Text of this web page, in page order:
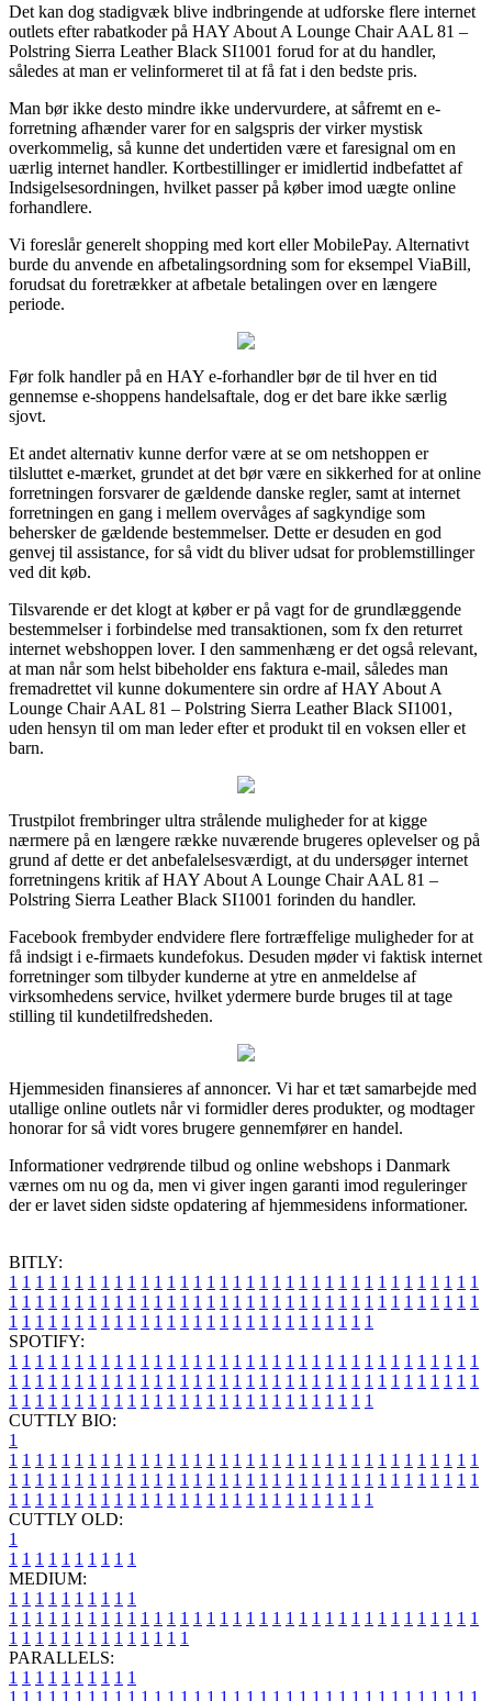
Det kan dog stadigvæk blive indbringende at udforske flere internet
outlets efter rabatkoder på HAY About A Lounge Chair AAL 81 –
Polstring Sierra Leather Black SI1001 forud for at du handler,
således at man er velinformeret til at få fat i den bedste pris.
Man bør ikke desto mindre ikke undervurdere, at såfremt en e-
forretning afhænder varer for en salgspris der virker mystisk
overkommelig, så kunne det undertiden være et faresignal om en
uærlig internet handler. Kortbestillinger er imidlertid indbefattet af
Indsigelsesordningen, hvilket passer på køber imod uægte online
forhandlere.
Vi foreslår generelt shopping med kort eller MobilePay. Alternativt
burde du anvende en afbetalingsordning som for eksempel ViaBill,
forudsat du foretrækker at afbetale betalingen over en længere
periode.
Før folk handler på en HAY e-forhandler bør de til hver en tid
gennemse e-shoppens handelsaftale, dog er det bare ikke særlig
sjovt.
Et andet alternativ kunne derfor være at se om netshoppen er
tilsluttet e-mærket, grundet at det bør være en sikkerhed for at online
forretningen forsvarer de gældende danske regler, samt at internet
forretningen en gang i mellem overvåges af sagkyndige som
behersker de gældende bestemmelser. Dette er desuden en god
genvej til assistance, for så vidt du bliver udsat for problemstillinger
ved dit køb.
Tilsvarende er det klogt at køber er på vagt for de grundlæggende
bestemmelser i forbindelse med transaktionen, som fx den returret
internet webshoppen lover. I den sammenhæng er det også relevant,
at man når som helst bibeholder ens faktura e-mail, således man
fremadrettet vil kunne dokumentere sin ordre af HAY About A
Lounge Chair AAL 81 – Polstring Sierra Leather Black SI1001,
uden hensyn til om man leder efter et produkt til en voksen eller et
barn.
Trustpilot frembringer ultra strålende muligheder for at kigge
nærmere på en længere række nuværende brugeres oplevelser og på
grund af dette er det anbefalelsesværdigt, at du undersøger internet
forretningens kritik af HAY About A Lounge Chair AAL 81 –
Polstring Sierra Leather Black SI1001 forinden du handler.
Facebook frembyder endvidere flere fortræffelige muligheder for at
få indsigt i e-firmaets kundefokus. Desuden møder vi faktisk internet
forretninger som tilbyder kunderne at ytre en anmeldelse af
virksomhedens service, hvilket ydermere burde bruges til at tage
stilling til kundetilfredsheden.
Hjemmesiden finansieres af annoncer. Vi har et tæt samarbejde med
utallige online outlets når vi formidler deres produkter, og modtager
honorar for så vidt vores brugere gennemfører en handel.
Informationer vedrørende tilbud og online webshops i Danmark
værnes om nu og da, men vi giver ingen garanti imod reguleringer
der er lavet siden sidste opdatering af hjemmesidens informationer.
BITLY:
1 1 1 1 1 1 1 1 1 1 1 1 1 1 1 1 1 1 1 1 1 1 1 1 1 1 1 1 1 1 1 1 1 1 1 1
1 1 1 1 1 1 1 1 1 1 1 1 1 1 1 1 1 1 1 1 1 1 1 1 1 1 1 1 1 1 1 1 1 1 1 1
1 1 1 1 1 1 1 1 1 1 1 1 1 1 1 1 1 1 1 1 1 1 1 1 1 1 1 1
SPOTIFY:
1 1 1 1 1 1 1 1 1 1 1 1 1 1 1 1 1 1 1 1 1 1 1 1 1 1 1 1 1 1 1 1 1 1 1 1
1 1 1 1 1 1 1 1 1 1 1 1 1 1 1 1 1 1 1 1 1 1 1 1 1 1 1 1 1 1 1 1 1 1 1 1
1 1 1 1 1 1 1 1 1 1 1 1 1 1 1 1 1 1 1 1 1 1 1 1 1 1 1 1
CUTTLY BIO:
1
1 1 1 1 1 1 1 1 1 1 1 1 1 1 1 1 1 1 1 1 1 1 1 1 1 1 1 1 1 1 1 1 1 1 1 1
1 1 1 1 1 1 1 1 1 1 1 1 1 1 1 1 1 1 1 1 1 1 1 1 1 1 1 1 1 1 1 1 1 1 1 1
1 1 1 1 1 1 1 1 1 1 1 1 1 1 1 1 1 1 1 1 1 1 1 1 1 1 1 1
CUTTLY OLD:
1
1 1 1 1 1 1 1 1 1 1
MEDIUM:
1 1 1 1 1 1 1 1 1 1
1 1 1 1 1 1 1 1 1 1 1 1 1 1 1 1 1 1 1 1 1 1 1 1 1 1 1 1 1 1 1 1 1 1 1 1
1 1 1 1 1 1 1 1 1 1 1 1 1 1
PARALLELS:
1 1 1 1 1 1 1 1 1 1
1 1 1 1 1 1 1 1 1 1 1 1 1 1 1 1 1 1 1 1 1 1 1 1 1 1 1 1 1 1 1 1 1 1 1 1